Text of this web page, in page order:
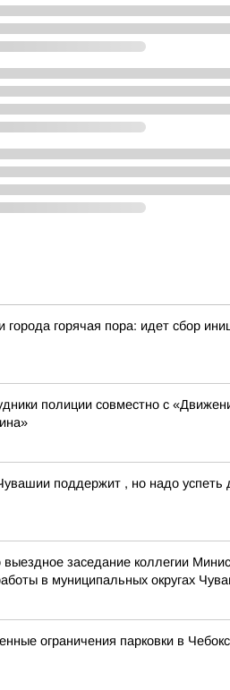
города горячая пора: идет сбор
полиции совместно с
поддержит , но надо успеть
заседание коллегии
в муниципальных округах
ограничения парковки в